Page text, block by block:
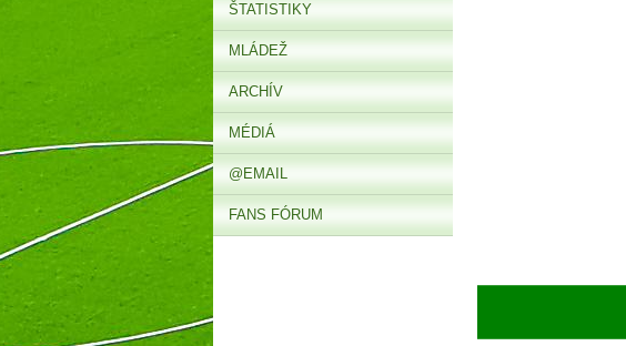
ŠTATISTIKY
MLÁDEŽ
ARCHÍV
MÉDIÁ
@EMAIL
FANS FÓRUM